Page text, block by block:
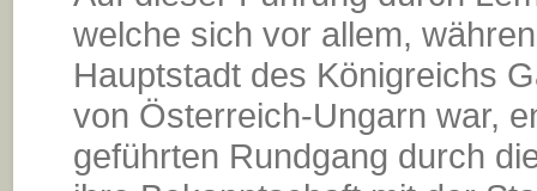
welche sich vor allem,
Hauptstadt des Königreichs
von Österreich-Ungarn war,
geführten Rundgang durch